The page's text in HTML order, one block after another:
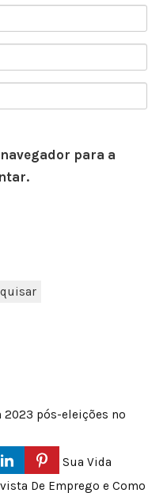
para a
pós-eleições no
Mudar Sua Vida
De Emprego e Como